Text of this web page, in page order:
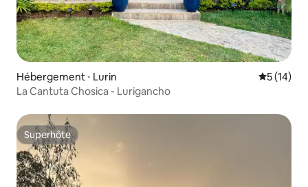
Hébergement ⋅ Lurin
5 (14)
La Cantuta Chosica - Lurigancho
Superhôte
Superhôte